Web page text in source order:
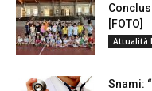
[FOTO]
Attualità
Snami: